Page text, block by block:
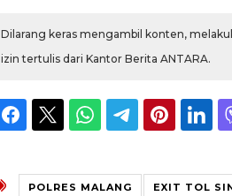
Dilarang keras mengambil konten,
izin tertulis dari Kantor Berita ANTARA.
POLRES MALANG EXIT TOL